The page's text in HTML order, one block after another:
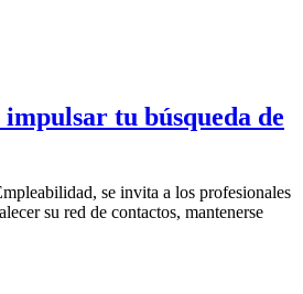
impulsar tu búsqueda de
se invita a los profesionales
su red de contactos, mantenerse